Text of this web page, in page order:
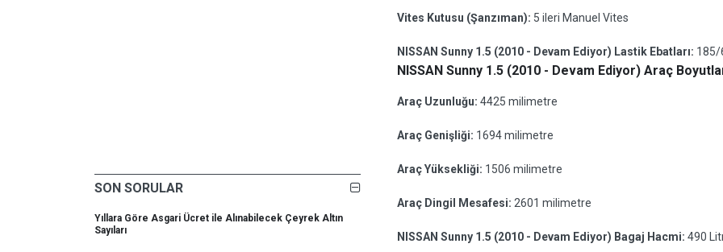
SON SORULAR
Yıllara Göre Asgari Ücret ile Alınabilecek Çeyrek Altın
Sayıları
Vites Kutusu (Şanzıman): 5 ileri Manuel Vites
NISSAN Sunny 1.5 (2010 - Devam Ediyor) Lastik Ebatları: 185/
NISSAN Sunny 1.5 (2010 - Devam Ediyor) Araç
Araç Uzunluğu: 4425 milimetre
Araç Genişliği: 1694 milimetre
Araç Yüksekliği: 1506 milimetre
Araç Dingil Mesafesi: 2601 milimetre
NISSAN Sunny 1.5 (2010 - Devam Ediyor) Bagaj Hacmi: 490